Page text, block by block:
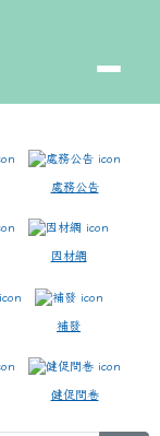
處務公告
因材網
補發
健促問卷